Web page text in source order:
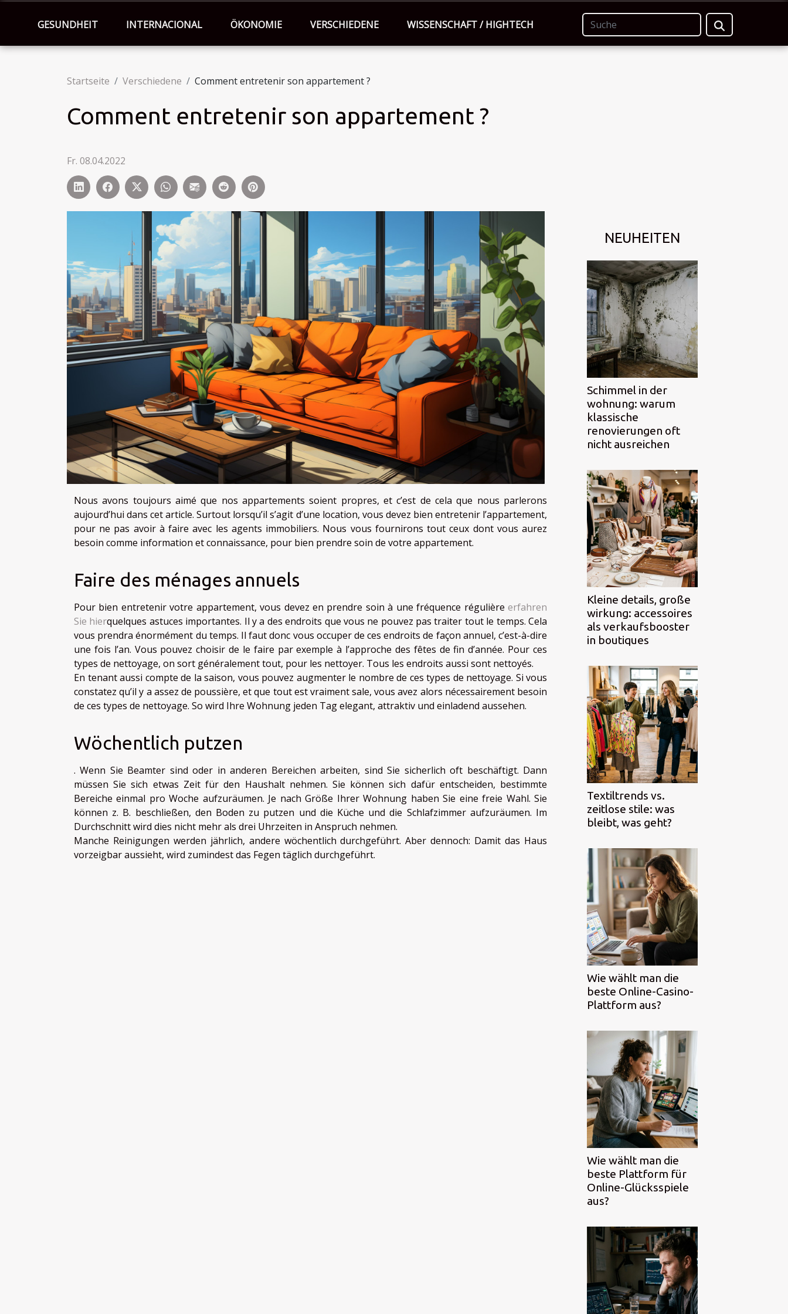
GESUNDHEIT INTERNACIONAL ÖKONOMIE VERSCHIEDENE WISSENSCHAFT / HIGHTECH
Startseite Verschiedene Comment entretenir son appartement ?
Comment entretenir son appartement ?
Fr. 08.04.2022
Nous avons toujours aimé que nos appartements soient propres, et c’est de cela que nous parlerons
aujourd’hui dans cet article. Surtout lorsqu’il s’agit d’une location, vous devez bien entretenir l’appartement,
pour ne pas avoir à faire avec les agents immobiliers. Nous vous fournirons tout ceux dont vous aurez
besoin comme information et connaissance, pour bien prendre soin de votre appartement.
Faire des ménages annuels
Pour bien entretenir votre appartement, vous devez en prendre soin à une fréquence régulière erfahren
Sie hierquelques astuces importantes. Il y a des endroits que vous ne pouvez pas traiter tout le temps. Cela
vous prendra énormément du temps. Il faut donc vous occuper de ces endroits de façon annuel, c’est-à-dire
une fois l’an. Vous pouvez choisir de le faire par exemple à l’approche des fêtes de fin d’année. Pour ces
types de nettoyage, on sort généralement tout, pour les nettoyer. Tous les endroits aussi sont nettoyés.
En tenant aussi compte de la saison, vous pouvez augmenter le nombre de ces types de nettoyage. Si vous
constatez qu’il y a assez de poussière, et que tout est vraiment sale, vous avez alors nécessairement besoin
de ces types de nettoyage. So wird Ihre Wohnung jeden Tag elegant, attraktiv und einladend aussehen.
Wöchentlich putzen
. Wenn Sie Beamter sind oder in anderen Bereichen arbeiten, sind Sie sicherlich oft beschäftigt. Dann
müssen Sie sich etwas Zeit für den Haushalt nehmen. Sie können sich dafür entscheiden, bestimmte
Bereiche einmal pro Woche aufzuräumen. Je nach Größe Ihrer Wohnung haben Sie eine freie Wahl. Sie
können z. B. beschließen, den Boden zu putzen und die Küche und die Schlafzimmer aufzuräumen. Im
Durchschnitt wird dies nicht mehr als drei Uhrzeiten in Anspruch nehmen.
Manche Reinigungen werden jährlich, andere wöchentlich durchgeführt. Aber dennoch: Damit das Haus
vorzeigbar aussieht, wird zumindest das Fegen täglich durchgeführt.
NEUHEITEN
Schimmel in der
wohnung: warum
klassische
renovierungen oft
nicht ausreichen
Kleine details, große
wirkung: accessoires
als verkaufsbooster
in boutiques
Textiltrends vs.
zeitlose stile: was
bleibt, was geht?
Wie wählt man die
beste Online-Casino-
Plattform aus?
Wie wählt man die
beste Plattform für
Online-Glücksspiele
aus?